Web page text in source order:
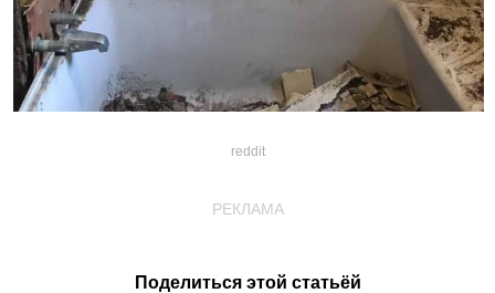
reddit
РЕКЛАМА
Поделиться этой статьёй